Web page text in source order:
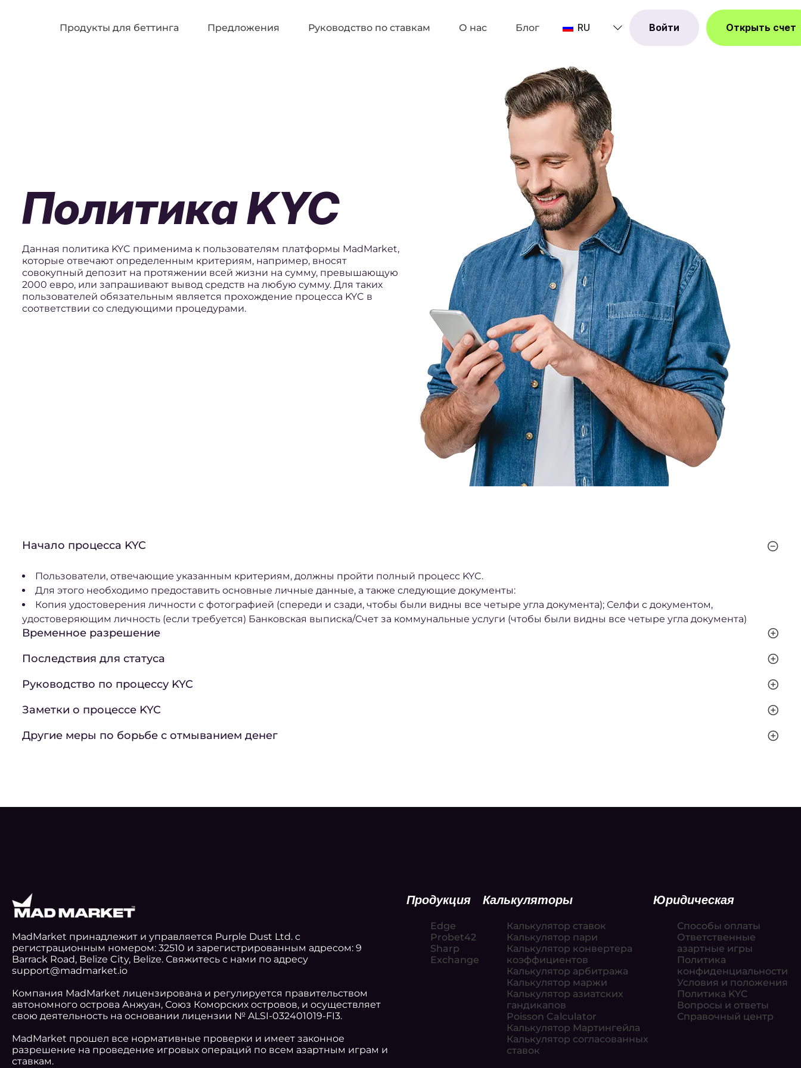
Продукты для беттинга Предложения Руководство по ставкам О нас Блог RU Войти Открыть счет
Политика KYC
Данная политика KYC применима к пользователям платформы MadMarket,
которые отвечают определенным критериям, например, вносят
совокупный депозит на протяжении всей жизни на сумму, превышающую
2000 евро, или запрашивают вывод средств на любую сумму. Для таких
пользователей обязательным является прохождение процесса KYC в
соответствии со следующими процедурами.
Начало процесса KYC
Пользователи, отвечающие указанным критериям, должны пройти полный процесс KYC.
Для этого необходимо предоставить основные личные данные, а также следующие документы:
Копия удостоверения личности с фотографией (спереди и сзади, чтобы были видны все четыре угла документа); Селфи с документом,
удостоверяющим личность (если требуется) Банковская выписка/Счет за коммунальные услуги (чтобы были видны все четыре угла документа)
Временное разрешение
Последствия для статуса
Руководство по процессу KYC
Заметки о процессе KYC
Другие меры по борьбе с отмыванием денег
MadMarket принадлежит и управляется Purple Dust Ltd. с
регистрационным номером: 32510 и зарегистрированным адресом: 9
Barrack Road, Belize City, Belize. Свяжитесь с нами по адресу
support@madmarket.io
Компания MadMarket лицензирована и регулируется правительством
автономного острова Анжуан, Союз Коморских островов, и осуществляет
свою деятельность на основании лицензии № ALSI-032401019-FI3.
MadMarket прошел все нормативные проверки и имеет законное
разрешение на проведение игровых операций по всем азартным играм и
ставкам.
Продукция
Edge
Probet42
Sharp
Exchange
Калькуляторы
Калькулятор ставок
Калькулятор пари
Калькулятор конвертера
коэффициентов
Калькулятор арбитража
Калькулятор маржи
Калькулятор азиатских
гандикапов
Poisson Calculator
Калькулятор Мартингейла
Калькулятор согласованных
ставок
Юридическая
Способы оплаты
Ответственные
азартные игры
Политика
конфиденциальности
Условия и положения
Политика KYC
Вопросы и ответы
Справочный центр